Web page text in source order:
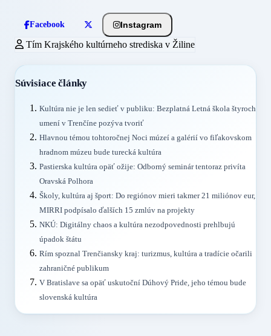
Facebook Instagram
Tím Krajského kultúrneho strediska v Žiline
Súvisiace články
Kultúra nie je len sedieť v publiku: Bezplatná Letná škola štyroch
umení v Trenčíne pozýva tvoriť
Hlavnou témou tohtoročnej Noci múzeí a galérií vo fiľakovskom
hradnom múzeu bude turecká kultúra
Pastierska kultúra opäť ožije: Odborný seminár tentoraz privíta
Oravská Polhora
Školy, kultúra aj šport: Do regiónov mieri takmer 21 miliónov eur,
MIRRI podpísalo ďalších 15 zmlúv na projekty
NKÚ: Digitálny chaos a kultúra nezodpovednosti prehlbujú
úpadok štátu
Rím spoznal Trenčiansky kraj: turizmus, kultúra a tradície očarili
zahraničné publikum
V Bratislave sa opäť uskutoční Dúhový Pride, jeho témou bude
slovenská kultúra